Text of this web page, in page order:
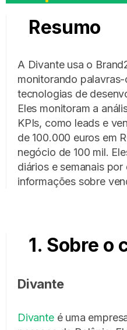
Resumo
A Divante usa o
monitorando
tecnologias de
Eles monitoram a
KPIs, como leads e
de 100.000 euros em
negócio de 100 mil.
diários e semanais
informações sobre
1. Sobre o
Divante
Divanteé uma